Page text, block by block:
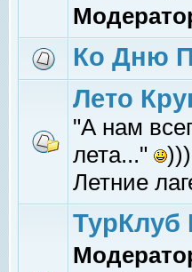
Ко Дню
Лето
"А нам
лета..."
)))
Летние
ТурКлуб